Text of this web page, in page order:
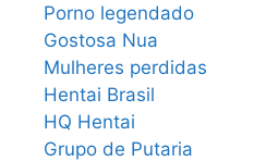
Porno legendado
Gostosa Nua
Mulheres perdidas
Hentai Brasil
HQ Hentai
Grupo de Putaria